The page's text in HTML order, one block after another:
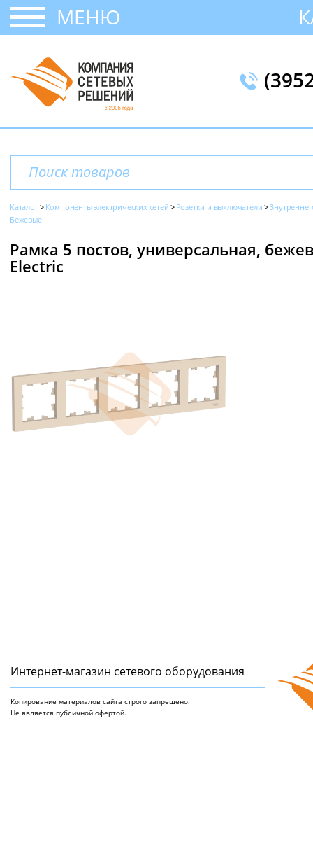
МЕНЮ
Каталог Компоненты электрических сетей Розетки и выключатели
Бежевые
Рамка 5 постов, универсальная,
Electric
Интернет-магазин сетeвого оборудования
Копирование материалов сайта строго запрещено.
Не является публичной офертой.